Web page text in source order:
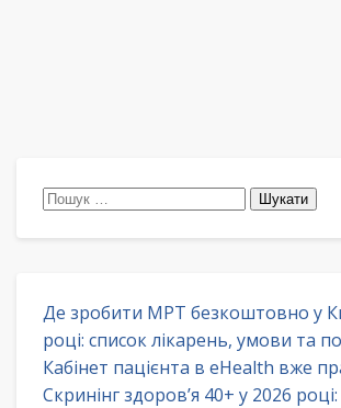
Пошук:
Де зробити МРТ безкоштовно у
році: список лікарень, умови та
Кабінет пацієнта в eHealth вже
Скринінг здоров’я 40+ у 2026